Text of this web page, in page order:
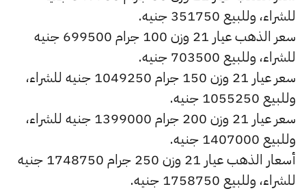
للشراء، وللبيع 351750 جنيه.
سعر الذهب عيار 21 وزن 100 جرام 699500 جنيه
للشراء، وللبيع 703500 جنيه.
سعر عيار 21 وزن 150 جرام 1049250 جنيه للشراء،
وللبيع 1055250 جنيه.
سعر عيار 21 وزن 200 جرام 1399000 جنيه للشراء،
وللبيع 1407000 جنيه.
أسعار الذهب عيار 21 وزن 250 جرام 1748750 جنيه
للشراء، وللبيع 1758750 جنيه.